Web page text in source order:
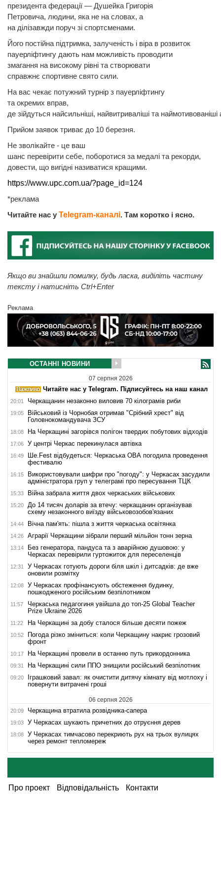
президента федерації — Душейка Григорія
Петровича, людини, яка не на словах, а
на ділізавжди поруч зі спортсменами.
Його постійна підтримка, залученість і віра в розвиток
пауерліфтингу дають нам можливість проводити
змагання на високому рівні та створювати
справжнє спортивне свято сили.
На вас чекає потужний турнір з пауерліфтингу
та окремих вправ,
де зійдуться найсильніші, найвитриваліші та наймотивованіші
Прийом заявок триває до 10 березня.
Не зволікайте - це ваш
шанс перевірити себе, поборотися за медалі та рекорди,
довести, що вигідні називатися кращими.
https://www.upc.com.ua/?page_id=124
*реклама
Читайте нас у Telegram-каналі. Там коротко і ясно.
Якщо ви знайшли помилку, будь ласка, виділіть частину
тексту і натисніть Ctrl+Enter
Реклама
ОСТАННІ НОВИНИ
07 серпня 2026
Читайте нас у Telegram. Підписуйтесь на наш канал
20:01 Черкащанин незаконно виловив 70 кілограмів риби
19:05
Військовий із Чорнобая отримав "Срібний хрест" від
Головнокомандувача ЗСУ
18:08 На Черкащині загорівся полігон твердих побутових відходів
17:06 У центрі Черкас перекинулася автівка
16:49
Ше.Fest відбудеться: Черкаська ОВА погодила проведення
фестивалю
16:15
Використовували шифри про "погоду": у Черкасах засудили
адміністратора груп у телеграмі про пересування ТЦК
15:33 Війна забрала життя двох черкаських військових
15:20
До 14 тисяч доларів за втечу: черкащанин організував
схему незаконного виїзду військовозобов'язаних
14:44 Вічна пам'ять: пішла з життя черкаська освітянка
14:26 Аграрії Черкащини зібрали перший мільйон тонн зерна
13:14
Без генератора, пандуса та з аварійною душовою: у
Черкасах перевірили гуртожиток для переселенців
12:31
У Черкасах готують дороги біля шкіл і дитсадків: де вже
оновили розмітку
12:08
У Черкасах профінансують обстеження будинку,
пошкодженого російським безпілотником
11:57
Черкаська педагогиня увійшла до топ-25 Global Teacher
Prize Ukraine 2026
11:22 На Черкащині за добу сталося більше десяти пожеж
10:52
Погода різко зміниться: коли Черкащину накриє грозовий
фронт
10:17 На Черкащині провели в останню путь прикордонника
09:31 На Черкащині сили ППО знищили російський безпілотник
09:20
Іграшковий завал: як очистити дитячу кімнату від мотлоху і
повернути витрачені гроші
06 серпня 2026
20:09 Черкащина втратила розвідника-сапера
19:03 У Черкасах шукають причетних до отруєння дерев
18:08
У Черкасах тимчасово перекриють рух на трьох вулицях
через ремонт тепломереж
Про проект Відповідальність Контакти